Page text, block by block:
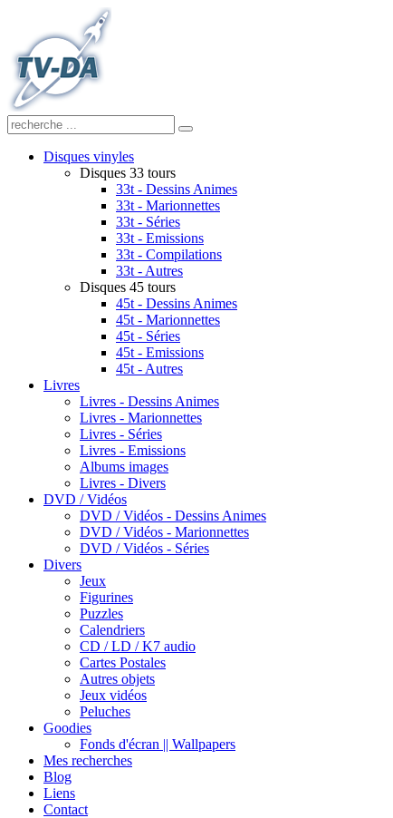
Disques vinyles
Disques 33 tours
33t - Dessins Animes
33t - Marionnettes
33t - Séries
33t - Emissions
33t - Compilations
33t - Autres
Disques 45 tours
45t - Dessins Animes
45t - Marionnettes
45t - Séries
45t - Emissions
45t - Autres
Livres
Livres - Dessins Animes
Livres - Marionnettes
Livres - Séries
Livres - Emissions
Albums images
Livres - Divers
DVD / Vidéos
DVD / Vidéos - Dessins Animes
DVD / Vidéos - Marionnettes
DVD / Vidéos - Séries
Divers
Jeux
Figurines
Puzzles
Calendriers
CD / LD / K7 audio
Cartes Postales
Autres objets
Jeux vidéos
Peluches
Goodies
Fonds d'écran || Wallpapers
Mes recherches
Blog
Liens
Contact